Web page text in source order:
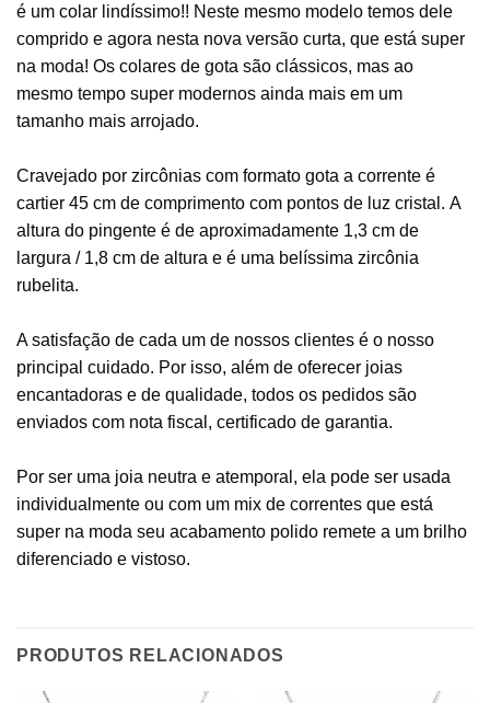
é um colar lindíssimo!! Neste mesmo modelo temos dele
comprido e agora nesta nova versão curta, que está super
na moda! Os colares de gota são clássicos, mas ao
mesmo tempo super modernos ainda mais em um
tamanho mais arrojado.
Cravejado por zircônias com formato gota a corrente é
cartier 45 cm de comprimento com pontos de luz cristal. A
altura do pingente é de aproximadamente 1,3 cm de
largura / 1,8 cm de altura e é uma belíssima zircônia
rubelita.
A satisfação de cada um de nossos clientes é o nosso
principal cuidado. Por isso, além de oferecer joias
encantadoras e de qualidade, todos os pedidos são
enviados com nota fiscal, certificado de garantia.
Por ser uma joia neutra e atemporal, ela pode ser usada
individualmente ou com um mix de correntes que está
super na moda seu acabamento polido remete a um brilho
diferenciado e vistoso.
PRODUTOS RELACIONADOS